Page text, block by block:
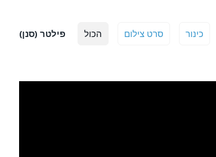
פילטר (סנן) הכול סרט צילום כינור